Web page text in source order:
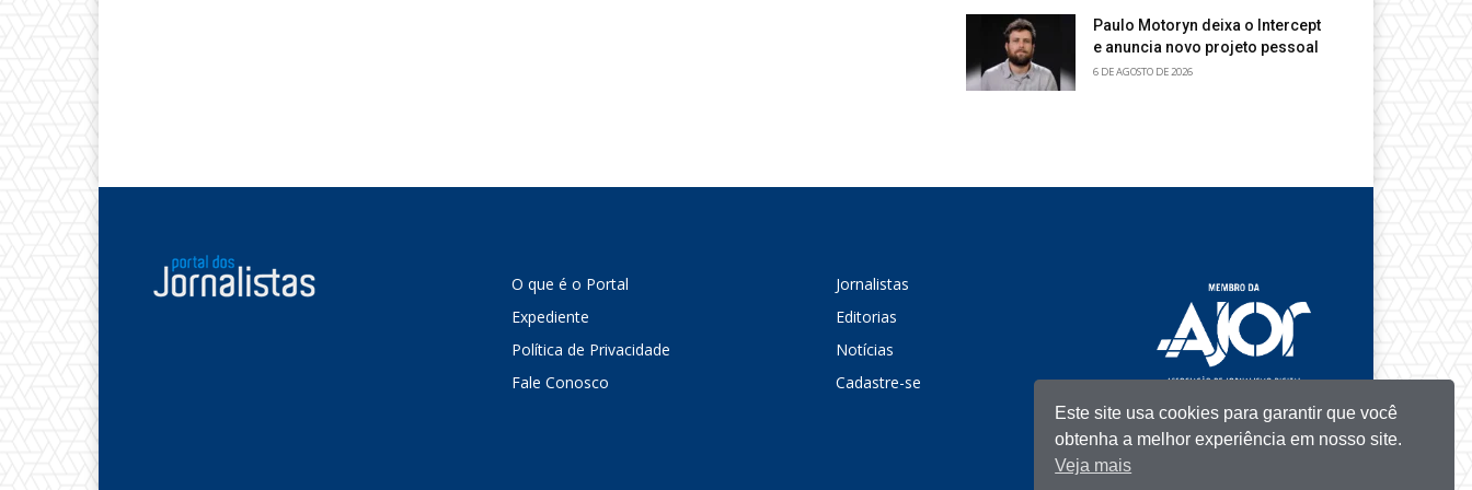
Paulo Motoryn deixa o Intercept
e anuncia novo projeto pessoal
6 DE AGOSTO DE 2026
O que é o Portal
Expediente
Política de Privacidade
Fale Conosco
Jornalistas
Editorias
Notícias
Cadastre-se
Este site usa cookies para garantir que você
obtenha a melhor experiência em nosso site.
Veja mais